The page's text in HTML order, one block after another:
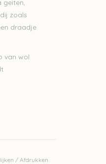
geiten,
zoals
draadje
van wol
/ Afdrukken